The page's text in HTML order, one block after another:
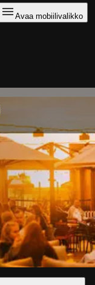
Avaa mobiilivalikko